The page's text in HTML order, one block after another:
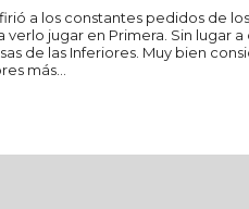
a los constantes pedidos de
Sin lugar a dudas, Parmo es una de
de las Inferiores. Muy bien
más...